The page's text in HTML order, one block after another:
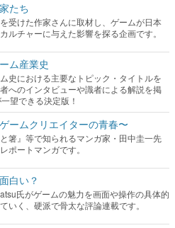
たち
受けた作家さんに取材し、ゲームが日本
ルチャーに与えた影響を探る企画です。
ム産業史
史における主要なトピック・タイトルを
へのインタビューや識者による解説を掲
望できる決定版！
ームクリエイターの青春〜
箸』等で知られるマンガ家・田中圭一先
ポートマンガです。
白い？
氏がゲームの魅力を画面や操作の具体的
いく、硬派で骨太な評論連載です。